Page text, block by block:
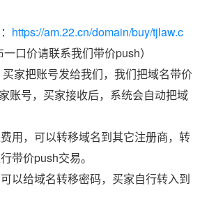
https://am.22.cn/domain/buy/tjlaw.c
一口价请联系我们带价push）
家把账号发给我们，我们把域名带价
账号，买家接收后，系统会自动把域
用，可以转移域名到其它注册商，转
带价push交易。
以给域名转移密码，买家自行转入到